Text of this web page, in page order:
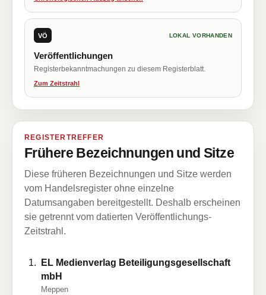
VÖ LOKAL VORHANDEN
Veröffentlichungen
Registerbekanntmachungen zu diesem Registerblatt.
Zum Zeitstrahl
REGISTERTREFFER
Frühere Bezeichnungen und Sitze
Diese früheren Bezeichnungen und Sitze werden
vom Handelsregister ohne einzelne
Datumsangaben bereitgestellt. Deshalb erscheinen
sie getrennt vom datierten Veröffentlichungs-
Zeitstrahl.
EL Medienverlag Beteiligungsgesellschaft
mbH
Meppen